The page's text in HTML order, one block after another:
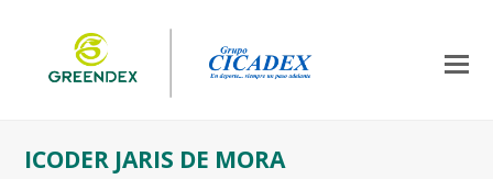
ICODER JARIS DE MORA